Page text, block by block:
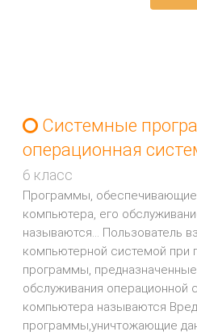
Системные
операционная
6 класс
Программы,
компьютера, его
называются... Пользователь
компьютерной системой
программы,
обслуживания операционной
компьютера называются
программы,уничтожающие